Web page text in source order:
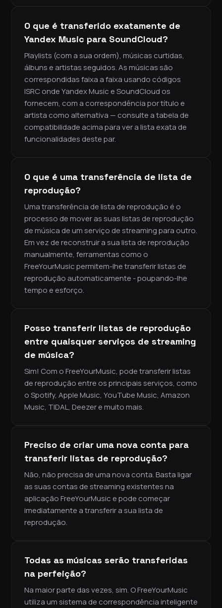
O que é transferido exatamente de
Yandex Music para SoundCloud?
Playlists (com a sua ordem), músicas curtidas,
álbuns e artistas seguidos. As músicas são
correspondidas faixa a faixa usando códigos
ISRC onde Yandex Music e SoundCloud os
fornecem, com a correspondência por título e
artista como alternativa — consulte a tabela de
compatibilidade acima para ver a lista exata de
funcionalidades deste par.
O que é uma transferência de lista de
reprodução?
Uma transferência de lista de reprodução é o
processo de mover as suas listas de reprodução
de música de um serviço de streaming para outro.
Em vez de reconstruir a sua lista de reprodução
manualmente, ferramentas como o
FreeYourMusic permitem-lhe transferir listas de
reprodução automaticamente - poupando-lhe
tempo e esforço.
Posso transferir listas de reprodução
entre quaisquer serviços de streaming
de música?
Sim! Com o FreeYourMusic, pode transferir listas
de reprodução entre os principais serviços, como
o Spotify, Apple Music, YouTube Music, Amazon
Music, TIDAL, Deezer e muito mais.
Preciso de criar uma nova conta para
transferir listas de reprodução?
Não, não precisa de uma nova conta. Basta ligar
as suas contas de streaming existentes na
aplicação FreeYourMusic e pode começar
imediatamente a transferir a sua lista de
reprodução.
Todas as músicas serão transferidas
na perfeição?
Na maior parte das vezes, sim. O FreeYourMusic
utiliza um sistema de correspondência inteligente